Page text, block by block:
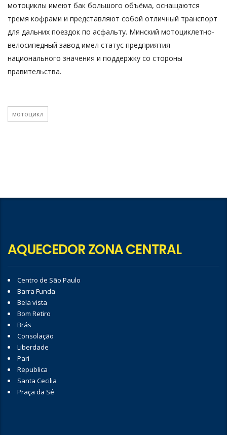
мотоциклы имеют бак большого объёма, оснащаются
тремя кофрами и представляют собой отличный транспорт
для дальних поездок по асфальту. Минский мотоциклетно-
велосипедный завод имел статус предприятия
национального значения и поддержку со стороны
правительства.
мотоцикл
AQUECEDOR ZONA CENTRAL
Centro de São Paulo
Barra Funda
Bela vista
Bom Retiro
Brás
Consolação
Liberdade
Pari
Republica
Santa Cecilia
Praça da Sé